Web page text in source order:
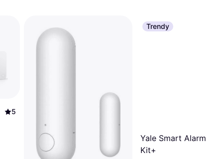
5
Trendy
Yale Smart Alarm
Kit+